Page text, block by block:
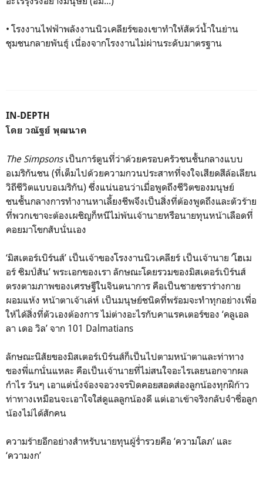
• โรงงานไฟฟ้าพลังงานนิวเคลียร์ของเขาทำให้สัตว์น้ำในย่าน
ชุมชนกลายพันธุ์ เนื่องจากโรงงานไม่ผ่านระดับมาตรฐาน
IN-DEPTH
โดย วณัฐย์ พุฒนาค
The Simpsonsเป็นการ์ตูนที่ว่าด้วยครอบครัวชนชั้นกลางแบบ
อเมริกันชน (ที่เต็มไปด้วยความกวนประสาทที่จงใจเสียดสีล้อเลียน
วิถีชีวิตแบบอเมริกัน) ซึ่งแน่นอนว่าเมื่อพูดถึงชีวิตของมนุษย์
ชนชั้นกลางการทำงานหาเลี้ยงชีพจึงเป็นสิ่งที่ต้องพูดถึงและตัวร้าย
ที่พวกเขาจะต้องเผชิญก็หนีไม่พ้นเจ้านายหรือนายทุนหน้าเลือดที่
คอยมาโขกสับนั่นเอง
‘มิสเตอร์เบิร์นส์’ เป็นเจ้าของโรงงานนิวเคลียร์ เป็นเจ้านาย ‘โฮเม
อร์ ซิมป์สัน’ พระเอกของเรา ลักษณะโดยรวมของมิสเตอร์เบิร์นส์
ตรงตามภาพของเศรษฐีในจินตนาการ คือเป็นชายชราร่างกาย
ผอมแห้ง หน้าตาเจ้าเล่ห์ เป็นมนุษย์ชนิดที่พร้อมจะทำทุกอย่างเพื่อ
ให้ได้สิ่งที่ตัวเองต้องการ ไม่ต่างอะไรกับคาแรคเตอร์ของ ‘คลูเอล
ลา เดอ วิล’ จาก 101 Dalmatians
ลักษณะนิสัยของมิสเตอร์เบิร์นส์ก็เป็นไปตามหน้าตาและท่าทาง
ของพี่แกนั่นแหละ คือเป็นเจ้านายที่ไม่สนใจอะไรเลยนอกจากผล
กำไร วันๆ เอาแต่นั่งจ้องจอวงจรปิดคอยสอดส่องลูกน้องทุกฝีก้าว
ท่าทางเหมือนจะเอาใจใส่ดูแลลูกน้องดี แต่เอาเข้าจริงกลับจำชื่อลูก
น้องไม่ได้สักคน
ความร้ายอีกอย่างสำหรับนายทุนผู้ร่ำรวยคือ ‘ความโลภ’ และ
‘ความงก’